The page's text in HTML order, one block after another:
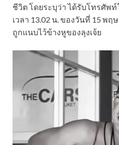
ชีวิต โดยระบุว่า ได้รับโทรศัพ
เวลา 13.02 น. ของวันที่ 15 พ
ถูกแนบไว้ข้างหูของลุงเจ้ย